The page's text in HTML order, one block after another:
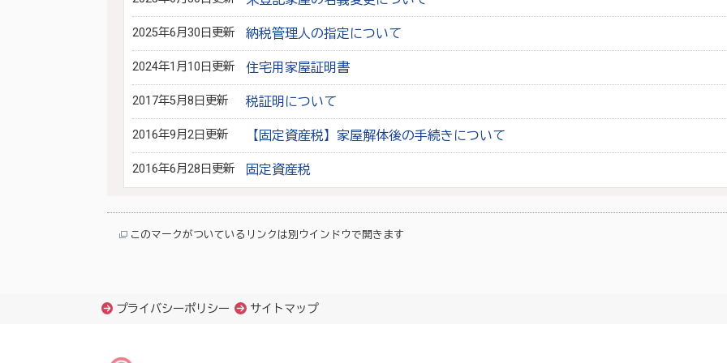
2025年6月30日更新 納税管理人の指定について
2024年1月10日更新 住宅用家屋証明書
2017年5月8日更新 税証明について
2016年9月2日更新 【固定資産税】家屋解体後の手続きについて
2016年6月28日更新 固定資産税
このマークがついているリンクは別ウインドウで開きます
プライバシーポリシー サイトマップ